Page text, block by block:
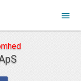
menu